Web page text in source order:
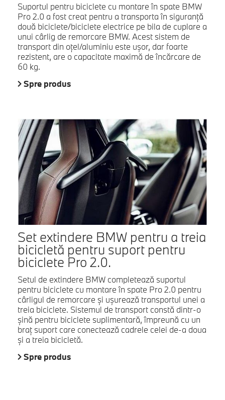
Suportul pentru biciclete cu montare în spate BMW
Pro 2.0 a fost creat pentru a transporta în siguranţă
două biciclete/biciclete electrice pe bila de cuplare a
unui cârlig de remorcare BMW. Acest sistem de
transport din oţel/aluminiu este uşor, dar foarte
rezistent, are o capacitate maximă de încărcare de
60 kg.
Spre produs
Set extindere BMW pentru a treia
bicicletă pentru suport pentru
biciclete Pro 2.0.
Setul de extindere BMW completează suportul
pentru biciclete cu montare în spate Pro 2.0 pentru
cârligul de remorcare şi uşurează transportul unei a
treia biciclete. Sistemul de transport constă dintr-o
şină pentru biciclete suplimentară, împreună cu un
braţ suport care conectează cadrele celei de-a doua
şi a treia bicicletă.
Spre produs